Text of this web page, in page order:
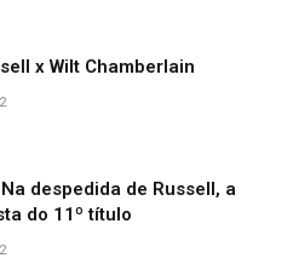
x Wilt Chamberlain
despedida de Russell, a
do 11º título